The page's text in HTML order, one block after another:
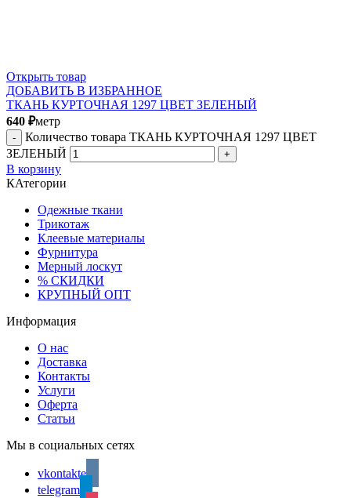
Открыть товар
ДОБАВИТЬ В ИЗБРАННОЕ
ТКАНЬ КУРТОЧНАЯ 1297 ЦВЕТ ЗЕЛЕНЫЙ
640 ₽метр
Количество товара ТКАНЬ КУРТОЧНАЯ 1297 ЦВЕТ
ЗЕЛЕНЫЙ
В корзину
КАтегории
Одежные ткани
Трикотаж
Клеевые материалы
Фурнитура
Мерный лоскут
% СКИДКИ
КРУПНЫЙ ОПТ
Информация
О нас
Доставка
Контакты
Услуги
Оферта
Статьи
Мы в социальных сетях
vkontakte
telegram